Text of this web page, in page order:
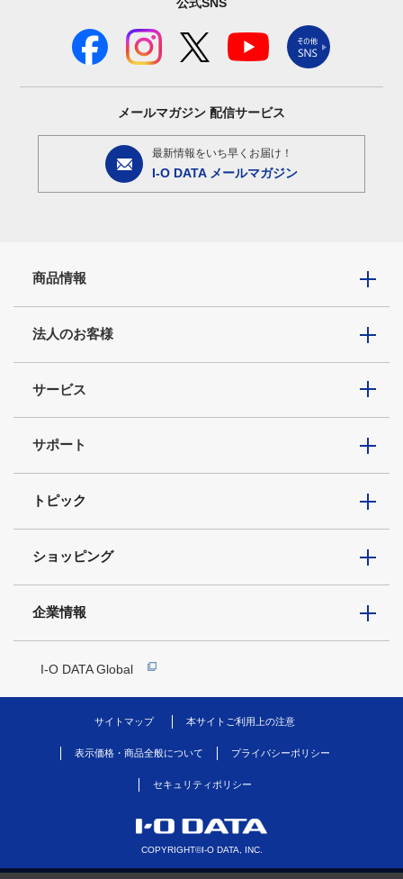
メールマガジン 配信サービス
最新情報をいち早くお届け！
I-O DATA メールマガジン
商品情報
法人のお客様
サービス
サポート
トピック
ショッピング
企業情報
I-O DATA Global
サイトマップ 本サイトご利用上の注意
表示価格・商品全般について プライバシーポリシー
セキュリティポリシー
COPYRIGHT©I-O DATA, INC.